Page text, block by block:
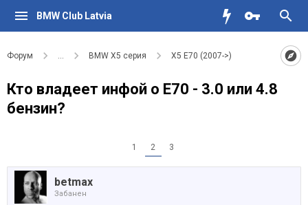
BMW Club Latvia
Форум ... BMW X5 серия X5 E70 (2007->)
Кто владеет инфой о E70 - 3.0 или 4.8
бензин?
1 2 3
betmax
Забанен